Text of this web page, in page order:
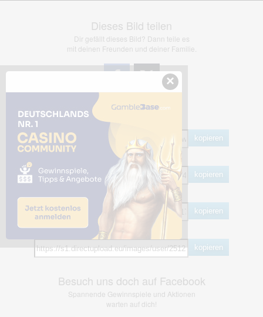
Dieses Bild teilen
Dir gefällt dieses Bild? Dann teile es
mit deinen Freunden und deiner Familie.
Share Links
kopieren
HTML
kopieren
BB Code
kopieren
kopieren
Besuch uns doch auf Facebook
Spannende Gewinnspiele und Aktionen
warten auf dich!
×